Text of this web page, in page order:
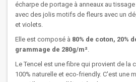
écharpe de portage à anneaux au
avec des jolis motifs de fleurs avec un
et violets.
Elle est composé à 80% de coton, 20%
grammage de 280g/m².
Le Tencel est une fibre qui provient de la
100% naturelle et eco-friendly. C'est une